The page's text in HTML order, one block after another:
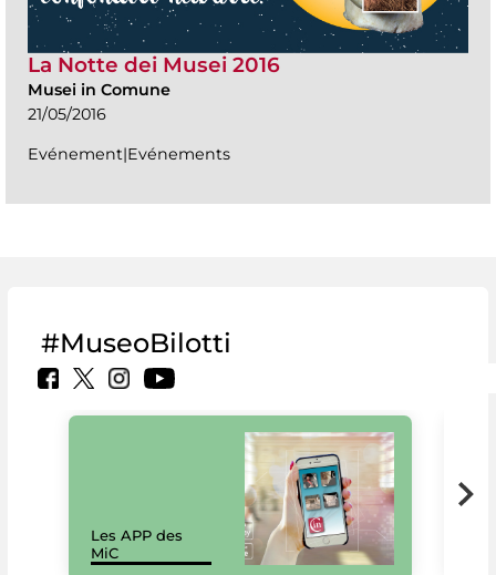
La Notte dei Musei 2016
Musei in Comune
21/05/2016
Evénement|Evénements
#MuseoBilotti
Les APP des
MiC